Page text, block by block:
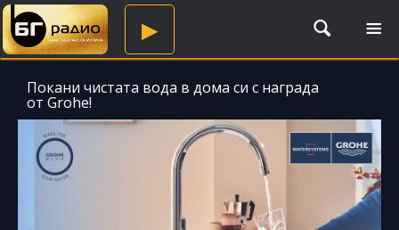
▶
Покани чистата вода в дома си с награда
от Grohe!